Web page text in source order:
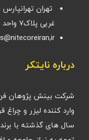
غربی پلاک۷ واحد ۶
درباره نایتکر
شرکت بینش پژوهان فن
وارد کننده لیزر و
سال های گذشته با